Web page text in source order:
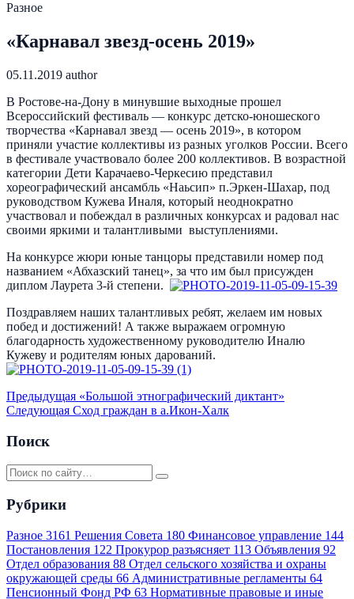
Разное
«Карнавал звезд-осень 2019»
05.11.2019 author
В Ростове-на-Дону в минувшие выходные прошел
Всероссийский фестиваль — конкурс детско-юношеского
творчества «Карнавал звезд — осень 2019», в котором
приняли участие коллективы из разных уголков России. Всего
в фестивале участвовало более 200 коллективов. В возрастной
категории Дети Карачаево-Черкесию представил
хореографический ансамбль «Наьсип» п.Эркен-Шахар, под
руководством Кужева Иналя, который неоднократно
участвовал и побеждал в различных конкурсах и радовал нас
своими яркими и талантливыми выступлениями.
На конкурсе жюри юные танцоры представили номер под
названием «Абхазский танец», за что им был присужден
диплом Лаурета 3-й степени.
Поздравляем наших талантливых ребят, желаем им новых
побед и достижений! А также выражаем огромную
благодарность художественному руководителю Иналю
Кужеву и родителям юных дарований.
Предыдущая «Большой этнографический диктант»
Следующая Сход граждан в а.Икон-Халк
Поиск
Рубрики
Разное 3161 Решения Совета 180 Финансовое управление 144
Постановления 122 Прокурор разъясняет 113 Объявления 92
Отдел образования 88 Отдел сельского хозяйства и охраны
окружающей среды 66 Административные регламенты 64
Пенсионный Фонд РФ 63 Нормативные правовые и иные